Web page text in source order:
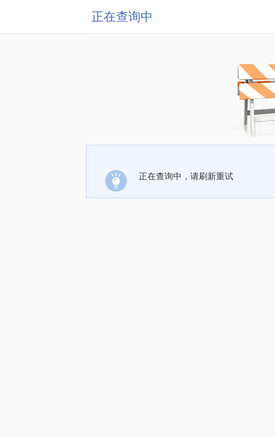
正在查询中
正在查询中，请刷新重试